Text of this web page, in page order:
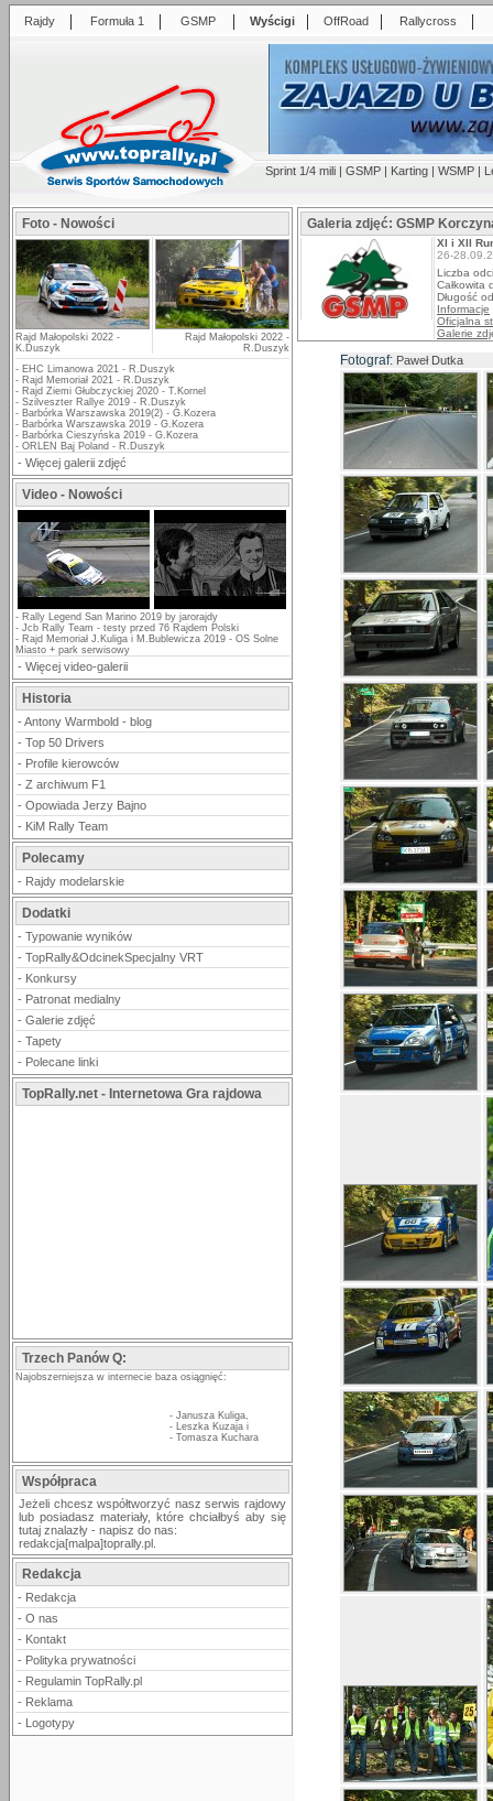
Rajdy | Formuła 1 | GSMP | Wyścigi | OffRoad | Rallycross |
Sprint 1/4 mili | GSMP | Karting | WSMP |
Foto - Nowości
Rajd Małopolski 2022 -
K.Duszyk
Rajd Małopolski 2022 -
R.Duszyk
- EHC Limanowa 2021 - R.Duszyk
- Rajd Memoriał 2021 - R.Duszyk
- Rajd Ziemi Głubczyckiej 2020 - T.Kornel
- Szilveszter Rallye 2019 - R.Duszyk
- Barbórka Warszawska 2019(2) - G.Kozera
- Barbórka Warszawska 2019 - G.Kozera
- Barbórka Cieszyńska 2019 - G.Kozera
- ORLEN Baj Poland - R.Duszyk
- Więcej galerii zdjęć
Video - Nowości
- Rally Legend San Marino 2019 by jarorajdy
- Jcb Rally Team - testy przed 76 Rajdem Polski
- Rajd Memoriał J.Kuliga i M.Bublewicza 2019 - OS Solne
Miasto + park serwisowy
- Więcej video-galerii
Historia
- Antony Warmbold - blog
- Top 50 Drivers
- Profile kierowców
- Z archiwum F1
- Opowiada Jerzy Bajno
- KiM Rally Team
Polecamy
- Rajdy modelarskie
Dodatki
- Typowanie wyników
- TopRally&OdcinekSpecjalny VRT
- Konkursy
- Patronat medialny
- Galerie zdjęć
- Tapety
- Polecane linki
TopRally.net - Internetowa Gra rajdowa
Trzech Panów Q:
Najobszerniejsza w internecie baza osiągnięć:
- Janusza Kuliga,
- Leszka Kuzaja i
- Tomasza Kuchara
Współpraca
Jeżeli chcesz współtworzyć nasz serwis rajdowy
lub posiadasz materiały, które chciałbyś aby się
tutaj znalazły - napisz do nas:
redakcja[malpa]toprally.pl.
Redakcja
- Redakcja
- O nas
- Kontakt
- Polityka prywatności
- Regulamin TopRally.pl
- Reklama
- Logotypy
Galeria zdjęć: GSMP
XI i XII
26-
Liczba
Całkowita
Długość
Informacje
Oficjalna
Galerie
Fotograf: Paweł Dutka